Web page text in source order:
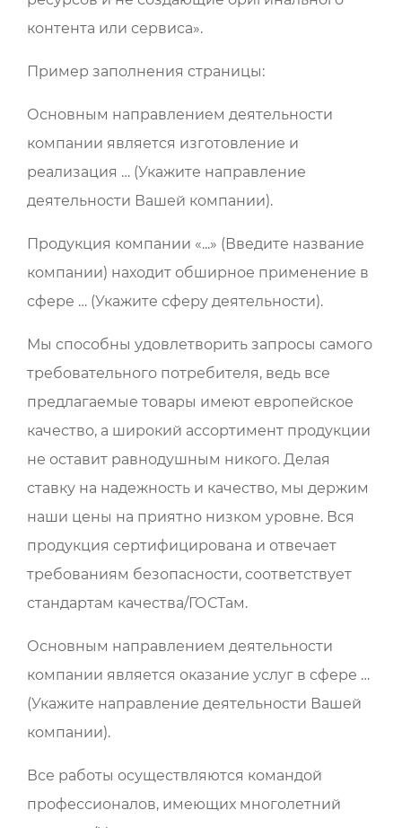
контента или сервиса».
Пример заполнения страницы:
Основным направлением деятельности
компании является изготовление и
реализация … (Укажите направление
деятельности Вашей компании).
Продукция компании «...» (Введите название
компании) находит обширное применение в
сфере … (Укажите сферу деятельности).
Мы способны удовлетворить запросы самого
требовательного потребителя, ведь все
предлагаемые товары имеют европейское
качество, а широкий ассортимент продукции
не оставит равнодушным никого. Делая
ставку на надежность и качество, мы держим
наши цены на приятно низком уровне. Вся
продукция сертифицирована и отвечает
требованиям безопасности, соответствует
стандартам качества/ГОСТам.
Основным направлением деятельности
компании является оказание услуг в сфере …
(Укажите направление деятельности Вашей
компании).
Все работы осуществляются командой
профессионалов, имеющих многолетний